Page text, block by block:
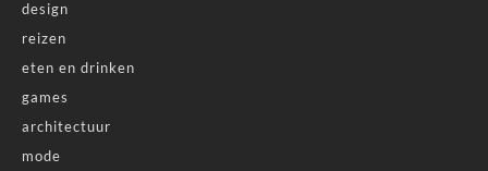
design
reizen
eten en drinken
games
architectuur
mode